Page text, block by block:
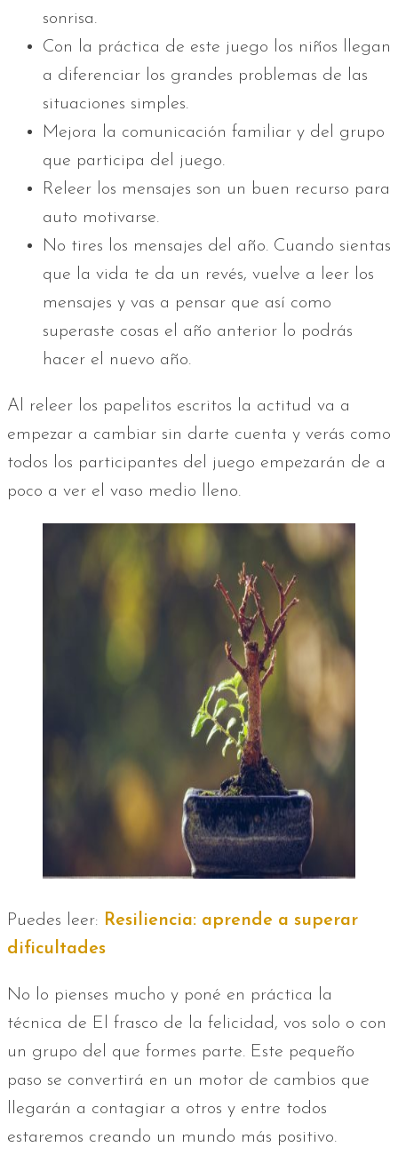
sonrisa.
Con la práctica de este juego los niños llegan
a diferenciar los grandes problemas de las
situaciones simples.
Mejora la comunicación familiar y del grupo
que participa del juego.
Releer los mensajes son un buen recurso para
auto motivarse.
No tires los mensajes del año. Cuando sientas
que la vida te da un revés, vuelve a leer los
mensajes y vas a pensar que así como
superaste cosas el año anterior lo podrás
hacer el nuevo año.
Al releer los papelitos escritos la actitud va a
empezar a cambiar sin darte cuenta y verás como
todos los participantes del juego empezarán de a
poco a ver el vaso medio lleno.
Puedes leer: Resiliencia: aprende a superar
dificultades
No lo pienses mucho y poné en práctica la
técnica de El frasco de la felicidad, vos solo o con
un grupo del que formes parte. Este pequeño
paso se convertirá en un motor de cambios que
llegarán a contagiar a otros y entre todos
estaremos creando un mundo más positivo.